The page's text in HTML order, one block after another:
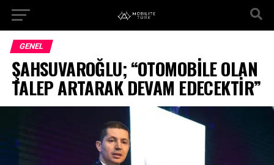
GENEL
ŞAHSUVAROĞLU; “OTOMOBİLE OLAN
TALEP ARTARAK DEVAM EDECEKTİR”